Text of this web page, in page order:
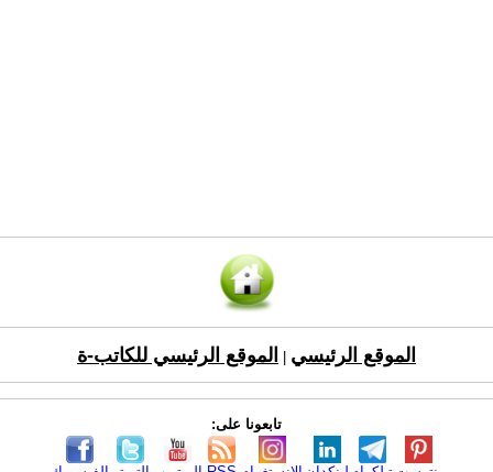
الموقع الرئيسي الموقع الرئيسي للكاتب-ة
تابعونا على: